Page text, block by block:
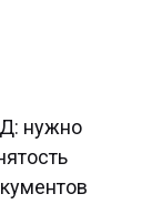
нужно